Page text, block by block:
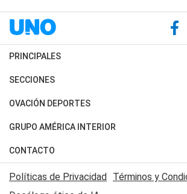
PRINCIPALES
Últimas Noticias
Política
Judiciales
Economia
SECCIONES
Horóscopo
Motores
Trucos caseros
Series y Películas
OVACIÓN DEPORTES
Fútbol
Mundial
Automovilismo
Rugby
GRUPO AMÉRICA INTERIOR
Canal 7 en Vivo
CONTACTO
Acerca de Nosotros
Políticas de Privacidad Términos y